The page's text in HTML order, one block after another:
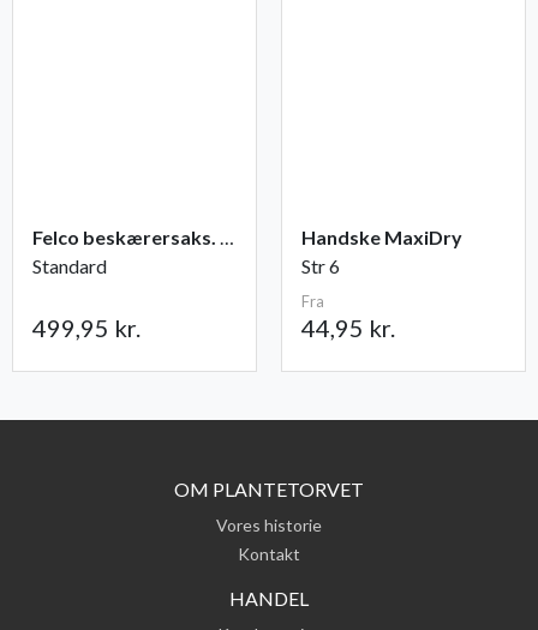
Felco beskærersaks. nr. 2
Standard
499,95 kr.
Handske MaxiDry
Str 6
Fra
44,95 kr.
OM PLANTETORVET
Vores historie
Kontakt
HANDEL